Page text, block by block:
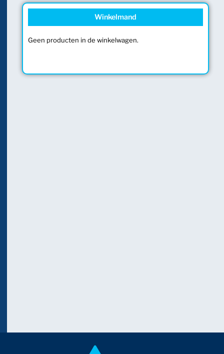
Winkelmand
Geen producten in de winkelwagen.